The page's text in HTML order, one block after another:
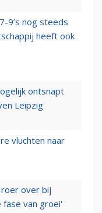
9’s nog steeds
heeft ook
ontsnapt
Leipzig
vluchten naar
over bij
fase van groei'